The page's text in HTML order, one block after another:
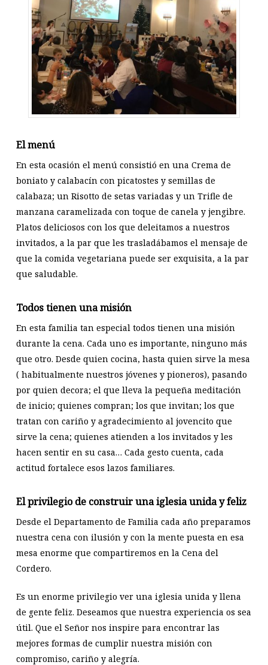
El menú
En esta ocasión el menú consistió en una Crema de
boniato y calabacín con picatostes y semillas de
calabaza; un Risotto de setas variadas y un Trifle de
manzana caramelizada con toque de canela y jengibre.
Platos deliciosos con los que deleitamos a nuestros
invitados, a la par que les trasladábamos el mensaje de
que la comida vegetariana puede ser exquisita, a la par
que saludable.
Todos tienen una misión
En esta familia tan especial todos tienen una misión
durante la cena. Cada uno es importante, ninguno más
que otro. Desde quien cocina, hasta quien sirve la mesa
( habitualmente nuestros jóvenes y pioneros), pasando
por quien decora; el que lleva la pequeña meditación
de inicio; quienes compran; los que invitan; los que
tratan con cariño y agradecimiento al jovencito que
sirve la cena; quienes atienden a los invitados y les
hacen sentir en su casa… Cada gesto cuenta, cada
actitud fortalece esos lazos familiares.
El privilegio de construir una iglesia unida y feliz
Desde el Departamento de Familia cada año preparamos
nuestra cena con ilusión y con la mente puesta en esa
mesa enorme que compartiremos en la Cena del
Cordero.
Es un enorme privilegio ver una iglesia unida y llena
de gente feliz. Deseamos que nuestra experiencia os sea
útil. Que el Señor nos inspire para encontrar las
mejores formas de cumplir nuestra misión con
compromiso, cariño y alegría.